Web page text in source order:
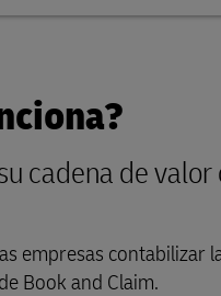
cadena de
empresas contabilizar
Book and Claim.